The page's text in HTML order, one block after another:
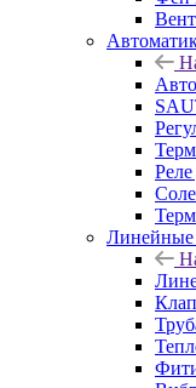
Линейные